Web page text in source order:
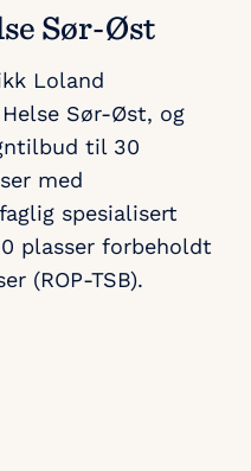
Sør-Øst
Loland
Sør-Øst, og
til 30
med
spesialisert
plasser forbeholdt
(ROP-TSB).